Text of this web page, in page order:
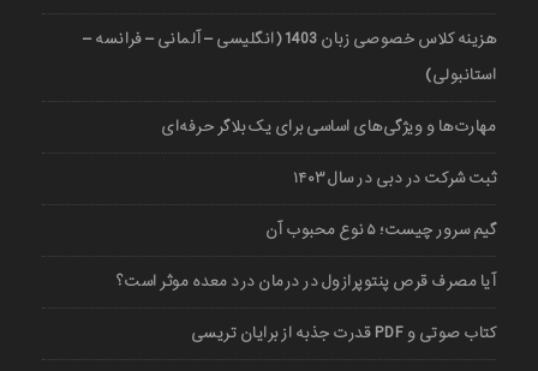
هزینه کلاس خصوصی زبان 1403 (انگلیسی – آلمانی – فرانسه –
استانبولی)
مهارت‌ها و ویژگی‌های اساسی برای یک بلاگر حرفه‌ای
ثبت شرکت در دبی در سال ۱۴۰۳
گیم سرور چیست؛ ۵ نوع محبوب آن
آیا مصرف قرص پنتوپرازول در درمان درد معده موثر است؟
کتاب صوتی و PDF قدرت جذبه از برایان تریسی